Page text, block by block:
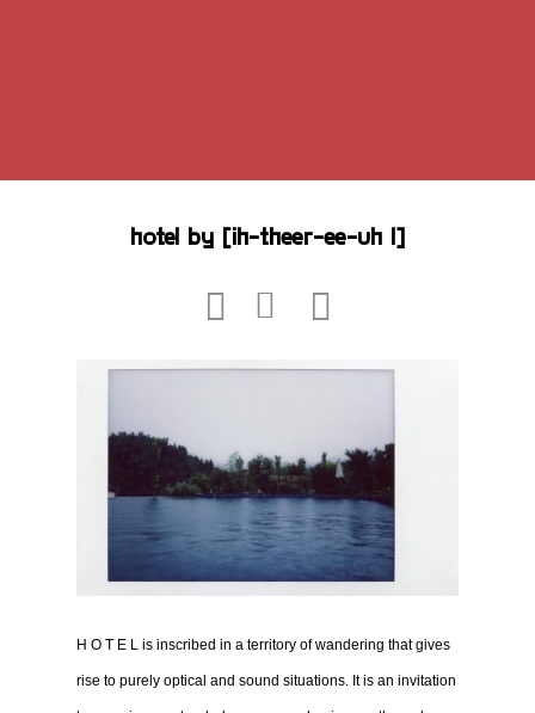
hotel by [ih-theer-ee-uh l]
H O T E L is inscribed in a territory of wandering that gives
rise to purely optical and sound situations. It is an invitation